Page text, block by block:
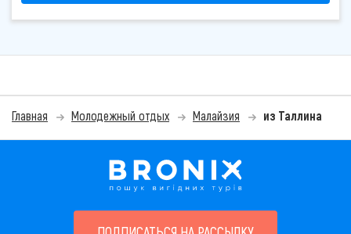
Главная Молодежный отдых Малайзия из Таллина